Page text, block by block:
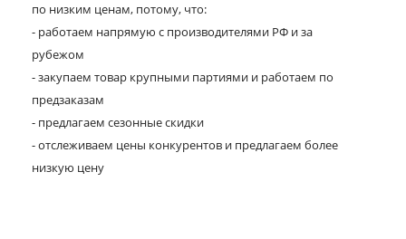
по низким ценам, потому, что:
- работаем напрямую с производителями РФ и за
рубежом
- закупаем товар крупными партиями и работаем по
предзаказам
- предлагаем сезонные скидки
- отслеживаем цены конкурентов и предлагаем более
низкую цену